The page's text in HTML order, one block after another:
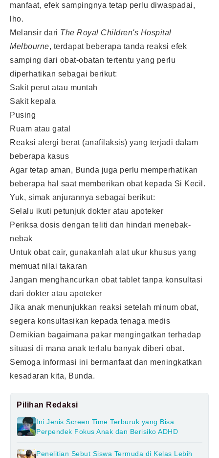
manfaat, efek sampingnya tetap perlu diwaspadai,
lho.
Melansir dari The Royal Children's Hospital
Melbourne, terdapat beberapa tanda reaksi efek
samping dari obat-obatan tertentu yang perlu
diperhatikan sebagai berikut:
Sakit perut atau muntah
Sakit kepala
Pusing
Ruam atau gatal
Reaksi alergi berat (anafilaksis) yang terjadi dalam
beberapa kasus
Agar tetap aman, Bunda juga perlu memperhatikan
beberapa hal saat memberikan obat kepada Si Kecil.
Yuk, simak anjurannya sebagai berikut:
Selalu ikuti petunjuk dokter atau apoteker
Periksa dosis dengan teliti dan hindari menebak-
nebak
Untuk obat cair, gunakanlah alat ukur khusus yang
memuat nilai takaran
Jangan menghancurkan obat tablet tanpa konsultasi
dari dokter atau apoteker
Jika anak menunjukkan reaksi setelah minum obat,
segera konsultasikan kepada tenaga medis
Demikian bagaimana pakar mengingatkan terhadap
situasi di mana anak terlalu banyak diberi obat.
Semoga informasi ini bermanfaat dan meningkatkan
kesadaran kita, Bunda.
Pilihan Redaksi
Ini Jenis Screen Time Terburuk yang Bisa
Perpendek Fokus Anak dan Berisiko ADHD
Penelitian Sebut Siswa Termuda di Kelas Lebih